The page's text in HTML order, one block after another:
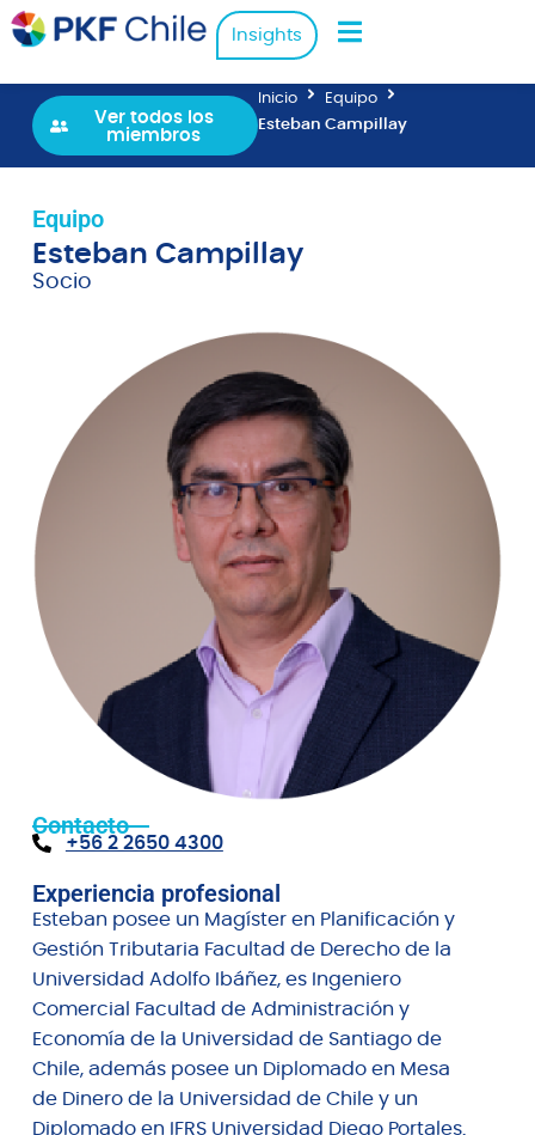
Insights
Ver todos los
miembros
Inicio
Equipo
Esteban Campillay
Equipo
Esteban Campillay
Socio
Experiencia profesional
Esteban posee un Magíster en Planificación y
Gestión Tributaria Facultad de Derecho de la
Universidad Adolfo Ibáñez, es Ingeniero
Comercial Facultad de Administración y
Economía de la Universidad de Santiago de
Chile, además posee un Diplomado en Mesa
de Dinero de la Universidad de Chile y un
Diplomado en IFRS Universidad Diego Portales.
Contacto
+56 2 2650 4300